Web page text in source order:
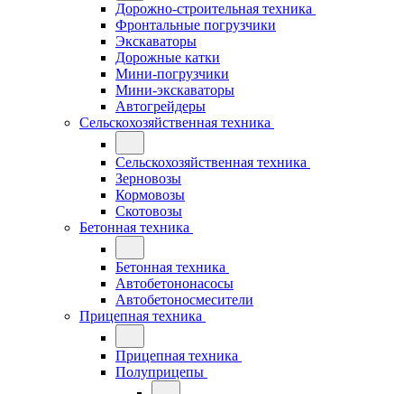
Дорожно-строительная техника
Фронтальные погрузчики
Экскаваторы
Дорожные катки
Мини-погрузчики
Мини-экскаваторы
Автогрейдеры
Сельскохозяйственная техника
Сельскохозяйственная техника
Зерновозы
Кормовозы
Скотовозы
Бетонная техника
Бетонная техника
Автобетононасосы
Автобетоносмесители
Прицепная техника
Прицепная техника
Полуприцепы